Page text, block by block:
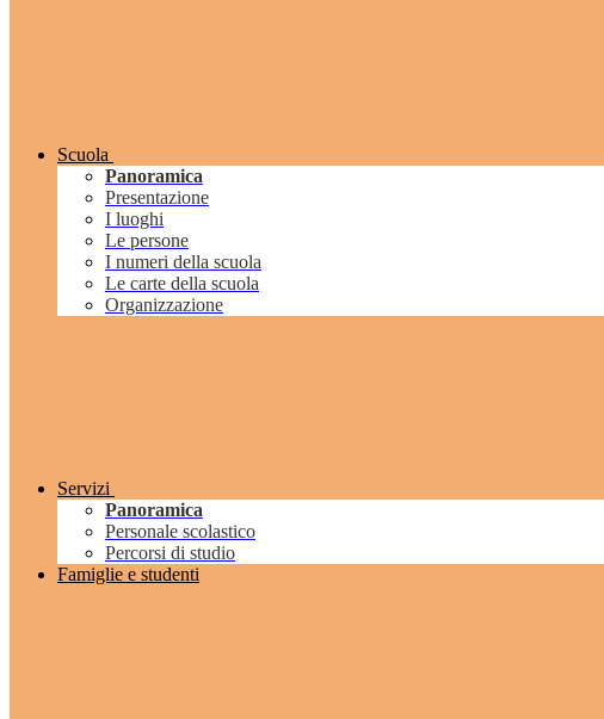
Scuola
Panoramica
Presentazione
I luoghi
Le persone
I numeri della scuola
Le carte della scuola
Organizzazione
Servizi
Panoramica
Personale scolastico
Percorsi di studio
Famiglie e studenti